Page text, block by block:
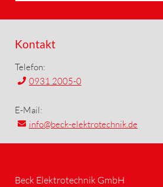
Kontakt
Telefon:
0931 2005-0
E-Mail:
info@beck-elektrotechnik.de
Beck Elektrotechnik GmbH